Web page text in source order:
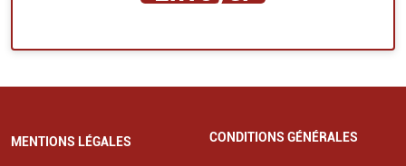
MENTIONS LÉGALES CONDITIONS GÉNÉRALES